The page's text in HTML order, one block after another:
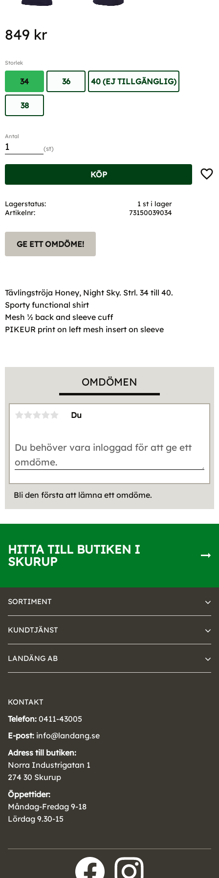
849 kr
Storlek
34 36 40 (EJ TILLGÄNGLIG)
38
Antal
st
KÖP
Lagerstatus
1 st i lager
Artikelnr
73150039034
GE ETT OMDÖME!
Tävlingströja Honey, Night Sky. Strl. 34 till 40.
Sporty functional shirt
Mesh ½ back and sleeve cuff
PIKEUR print on left mesh insert on sleeve
OMDÖMEN
Du
Bli den första att lämna ett omdöme.
HITTA TILL BUTIKEN I
SKURUP
SORTIMENT
KUNDTJÄNST
LANDÄNG AB
KONTAKT
Telefon: 0411-43005
E-post: info@landang.se
Adress till butiken:
Norra Industrigatan 1
274 30 Skurup
Öppettider:
Måndag-Fredag 9-18
Lördag 9.30-15